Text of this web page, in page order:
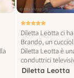
© foto instagram
Diletta Leotta ci
Brando, un
Diletta Leotta è
conduttrici
Diletta Leotta